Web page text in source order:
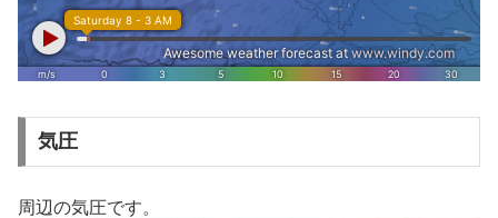
気圧
周辺の気圧です。